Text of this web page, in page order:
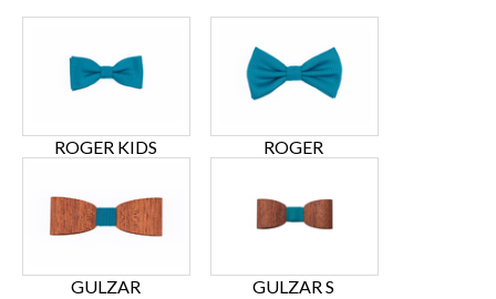
ROGER KIDS ROGER
GULZAR GULZAR S